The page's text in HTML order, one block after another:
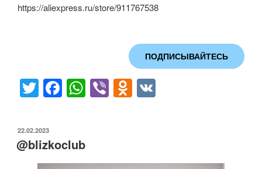
https://aliexpress.ru/store/911767538
ПОДПИСЫВАЙТЕСЬ
T
wi
tt
er
F
a
e
b
W
h
A
Vi
b
O
d
kl
ОПУБЛИКОВАНО
22.02.2023
@blizkoclub